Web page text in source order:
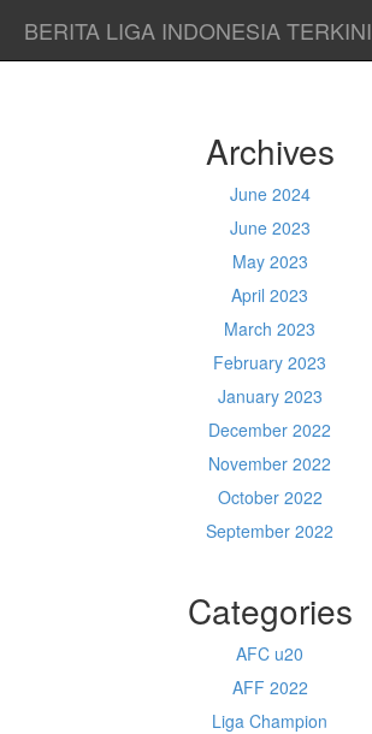
BERITA LIGA INDONESIA TERKINI
Archives
June 2024
June 2023
May 2023
April 2023
March 2023
February 2023
January 2023
December 2022
November 2022
October 2022
September 2022
Categories
AFC u20
AFF 2022
Liga Champion